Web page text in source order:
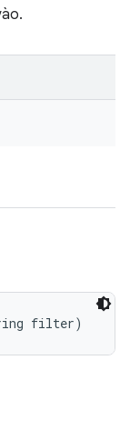
filter)